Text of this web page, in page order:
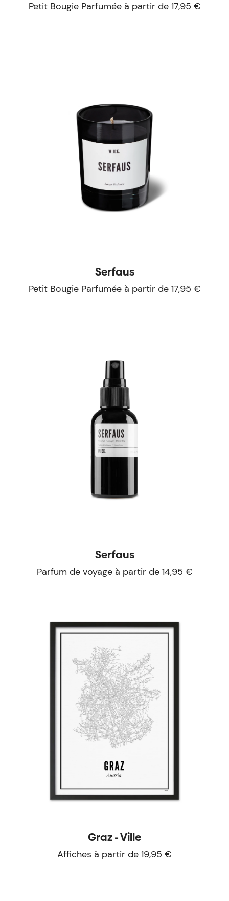
Petit Bougie Parfumée à partir de 17,95 €
Serfaus
Petit Bougie Parfumée à partir de 17,95 €
Serfaus
Parfum de voyage à partir de 14,95 €
Graz - Ville
Affiches à partir de 19,95 €